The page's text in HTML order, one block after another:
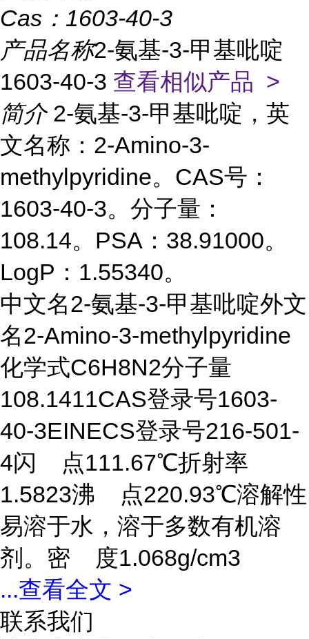
Cas： 1603-40-3
产品名称2-氨基-3-甲基吡啶
1603-40-3 查看相似产品 >
简介 2-氨基-3-甲基吡啶，英
文名称：2-Amino-3-
methylpyridine。CAS号：
1603-40-3。分子量：
108.14。PSA：38.91000。
LogP：1.55340。
中文名2-氨基-3-甲基吡啶外文
名2-Amino-3-methylpyridine
化学式C6H8N2分子量
108.1411CAS登录号1603-
40-3EINECS登录号216-501-
4闪 点111.67℃折射率
1.5823沸 点220.93℃溶解性
易溶于水，溶于多数有机溶
剂。密 度1.068g/cm3
...查看全文 >
联系我们